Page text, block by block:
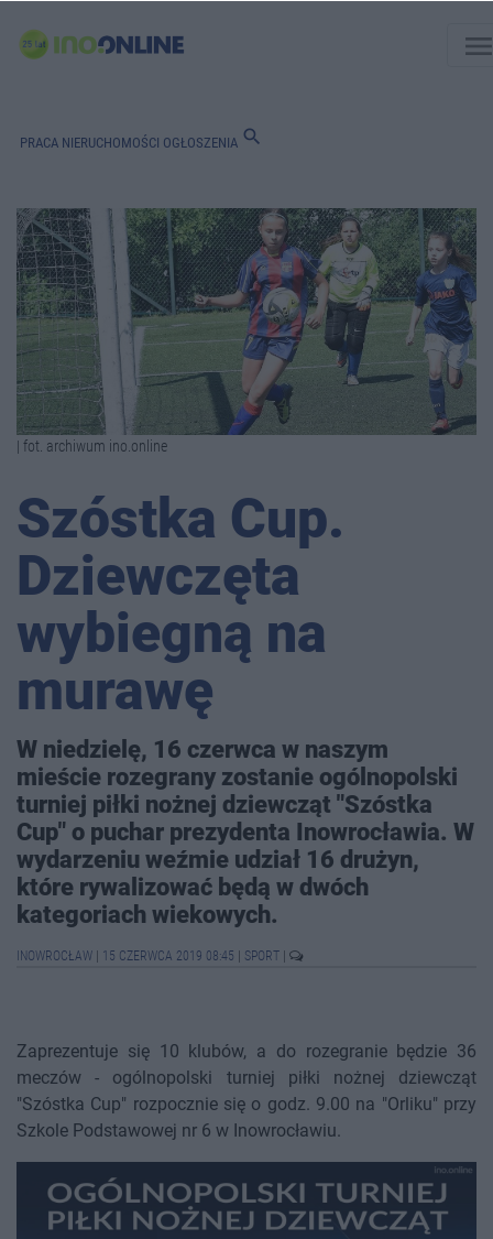
PRACA NIERUCHOMOŚCI OGŁOSZENIA search
| fot. archiwum ino.online
Szóstka Cup.
Dziewczęta
wybiegną na
murawę
W niedzielę, 16 czerwca w naszym
mieście rozegrany zostanie ogólnopolski
turniej piłki nożnej dziewcząt "Szóstka
Cup" o puchar prezydenta Inowrocławia. W
wydarzeniu weźmie udział 16 drużyn,
które rywalizować będą w dwóch
kategoriach wiekowych.
INOWROCŁAW 15 CZERWCA 2019 08:45 SPORT
Zaprezentuje się 10 klubów, a do rozegranie będzie 36
meczów - ogólnopolski turniej piłki nożnej dziewcząt
"Szóstka Cup" rozpocznie się o godz. 9.00 na "Orliku" przy
Szkole Podstawowej nr 6 w Inowrocławiu.